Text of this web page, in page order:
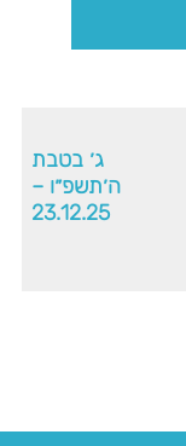
ג׳ בטבת
ה׳תשפ״ו –
23.12.25